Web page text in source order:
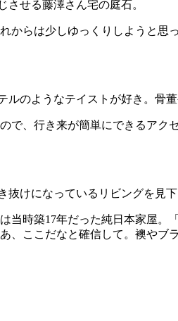
させる藤澤さん宅の庭石。
からは少しゆっくりしようと
ルのようなテイストが好き。骨
ので、行き来が簡単にできるア
抜けになっているリビングを見下
当時築17年だった純日本家屋
、ここだなと確信して。襖やブ